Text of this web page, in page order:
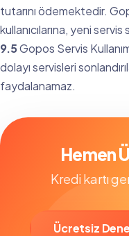
tutarını ödemektedir.
kullanıcılarına, yeni servis
9.5Gopos Servis
dolayı servisleri
faydalanamaz.
Hemen
Kredi kartı
Ücretsiz Dene